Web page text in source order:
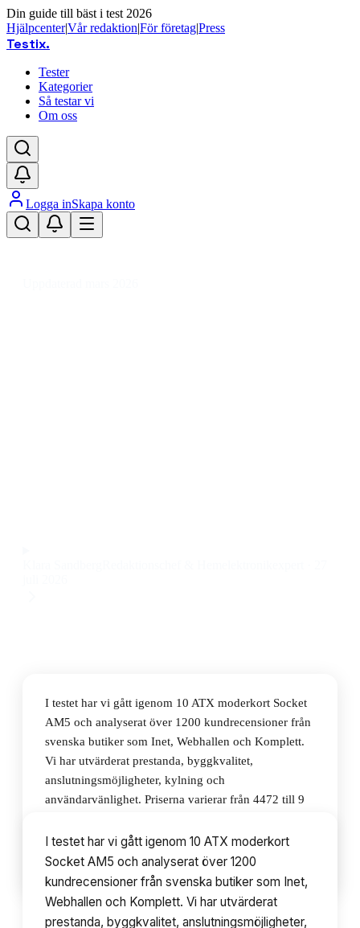
Din guide till bäst i test 2026
Hjälpcenter|Vår redaktion|För företag|Press
Testix.
Tester
Kategorier
Så testar vi
Om oss
Logga inSkapa konto
I testet har vi gått igenom 10 ATX moderkort Socket
AM5 och analyserat över 1200 kundrecensioner från
svenska butiker som Inet, Webhallen och Komplett.
Vi har utvärderat prestanda, byggkvalitet,
anslutningsmöjligheter, kylning och
användarvänlighet. Priserna varierar från 4472 till 9
Innehållsförteckning
I testet har vi gått igenom 10 ATX moderkort
Socket AM5 och analyserat över 1200
kundrecensioner från svenska butiker som Inet,
Webhallen och Komplett. Vi har utvärderat
prestanda, byggkvalitet, anslutningsmöjligheter,